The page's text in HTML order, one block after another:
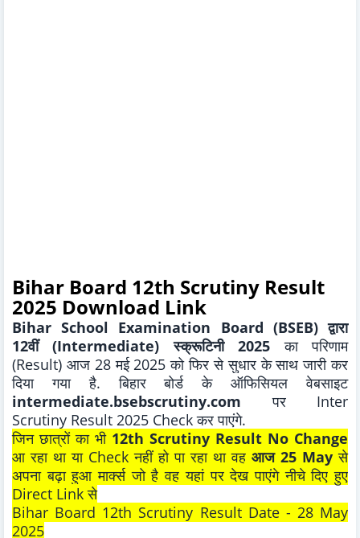
Bihar Board 12th Scrutiny Result
2025 Download Link
Bihar School Examination Board (BSEB)द्वारा
12वीं (Intermediate) स्क्रूटिनी 2025 का परिणाम
(Result) आज 28 मई 2025 को फिर से सुधार के साथ जारी कर
दिया गया है. बिहार बोर्ड के ऑफिसियल वेबसाइट
intermediate.bsebscrutiny.com पर Inter
Scrutiny Result 2025 Check कर पाएंगे.
जिन छात्रों का भी 12th Scrutiny Result No Change
आ रहा था या Check नहीं हो पा रहा था वह आज 25 May से
अपना बढ़ा हुआ मार्क्स जो है वह यहां पर देख पाएंगे नीचे दिए हुए
Direct Link से
Bihar Board 12th Scrutiny Result Date - 28 May
2025